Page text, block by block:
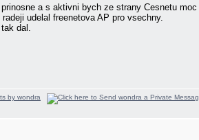
a s aktivni bych ze strany Cesnetu
udelal freenetova AP pro vsechny.
dal.